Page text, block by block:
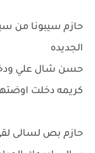
حازم سيبونا من
الجديده
حسن شال علي
كريمه دخلت
حازم بص لسالى